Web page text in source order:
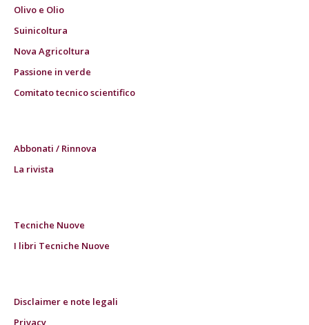
Olivo e Olio
Suinicoltura
Nova Agricoltura
Passione in verde
Comitato tecnico scientifico
Abbonati / Rinnova
La rivista
Tecniche Nuove
I libri Tecniche Nuove
Disclaimer e note legali
Privacy